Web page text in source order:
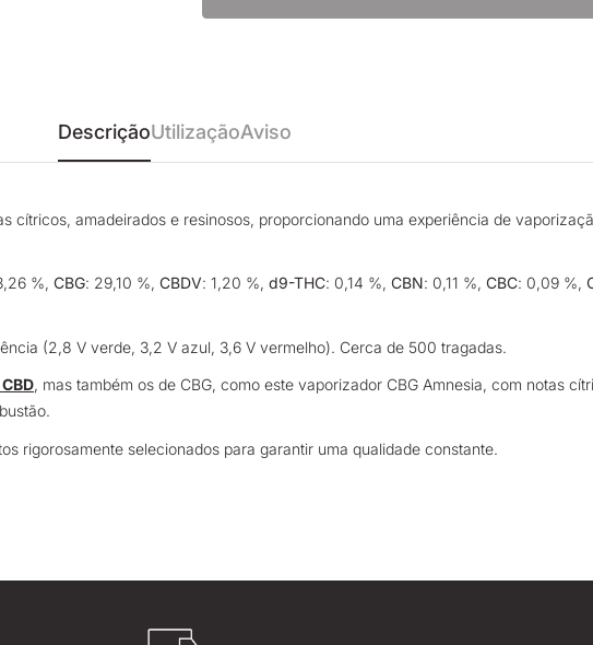
DescriçãoUtilizaçãoAviso
cítricos, amadeirados e resinosos, proporcionando uma experiência de
%, CBG: 29,10 %, CBDV: 1,20 %, d9-THC: 0,14 %, CBN: 0,11 %, CBC: 0,09 %,
(2,8 V verde, 3,2 V azul, 3,6 V vermelho). Cerca de 500 tragadas.
, mas também os de CBG, como este vaporizador CBG Amnesia, com notas
rigorosamente selecionados para garantir uma qualidade constante.